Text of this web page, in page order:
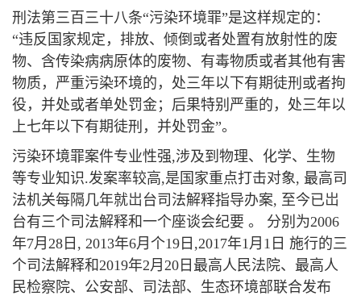
刑法第三百三十八条“污染环境罪”是这样规定的：
“违反国家规定，排放、倾倒或者处置有放射性的废
物、含传染病病原体的废物、有毒物质或者其他有害
物质，严重污染环境的，处三年以下有期徒刑或者拘
役，并处或者单处罚金；后果特别严重的，处三年以
上七年以下有期徒刑，并处罚金”。
污染环境罪案件专业性强,涉及到物理、化学、生物
等专业知识.发案率较高,是国家重点打击对象, 最高司
法机关每隔几年就岀台司法解释指导办案, 至今已岀
台有三个司法解释和一个座谈会纪要 。 分别为2006
年7月28日, 2013年6月个19日,2017年1月1日 施行的三
个司法解释和2019年2月20日最高人民法院、最高人
民检察院、公安部、司法部、生态环境部联合发布